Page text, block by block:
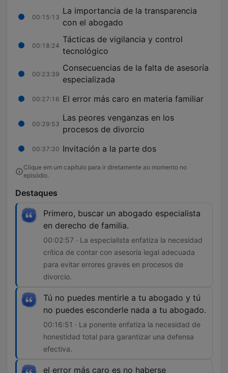
00:15:13
La importancia de la transparencia
con el abogado
00:18:24
Tácticas de vigilancia y control
tecnológico
00:23:39
Consecuencias de la falta de asesoría
especializada
00:27:16 El error más caro en materia familiar
00:29:53
Las peores venganzas en los
procesos de divorcio
00:37:30 Invitación a la parte dos
Clique em um capítulo para ir diretamente ao momento no
episódio.
Destaques
Primero, buscar un abogado especialista
en derecho de familia.
00:02:57 · La especialista enfatiza la necesidad
crítica de contar con asesoría legal adecuada
para evitar errores graves en procesos de
divorcio.
Tú no puedes mentirle a tu abogado y tú
no puedes esconderle nada a tu abogado.
00:16:51 · La ponente enfatiza la necesidad de
honestidad total para garantizar una defensa
efectiva.
el error más caro es no haberse